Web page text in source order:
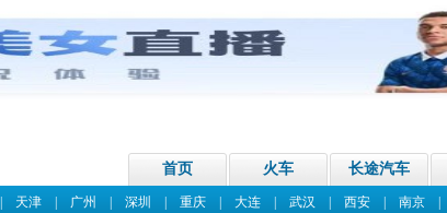
首页 火车 长途汽车
天津| 广州 深圳 重庆| 大连| 武汉 西安| 南京|